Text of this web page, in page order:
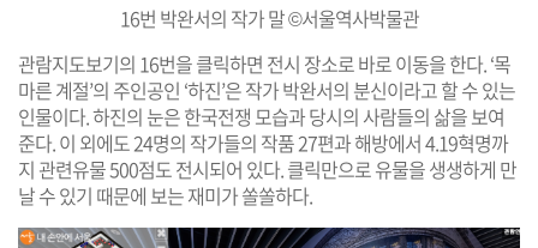
16번 박완서의 작가 말 ©서울역사박물관
관람지도보기의 16번을 클릭하면 전시 장소로 바로 이동을 한다. ‘목
마른 계절’의 주인공인 ‘하진’은 작가 박완서의 분신이라고 할 수 있는
인물이다. 하진의 눈은 한국전쟁 모습과 당시의 사람들의 삶을 보여
준다. 이 외에도 24명의 작가들의 작품 27편과 해방에서 4.19혁명까
지 관련유물 500점도 전시되어 있다. 클릭만으로 유물을 생생하게 만
날 수 있기 때문에 보는 재미가 쏠쏠하다.